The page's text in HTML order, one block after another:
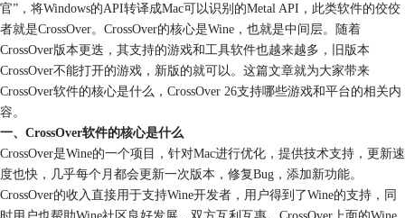
官”，将Windows的API转译成Mac可以识别的Metal API，此类软件的佼佼
者就是CrossOver。CrossOver的核心是Wine，也就是中间层。随着
CrossOver版本更迭，其支持的游戏和工具软件也越来越多，旧版本
CrossOver不能打开的游戏，新版的就可以。这篇文章就为大家带来
CrossOver软件的核心是什么，CrossOver 26支持哪些游戏和平台的相关内
容。
一、CrossOver软件的核心是什么
CrossOver是Wine的一个项目，针对Mac进行优化，提供技术支持，更新速
度也快，几乎每个月都会更新一次版本，修复Bug，添加新功能。
CrossOver的收入直接用于支持Wine开发者，用户得到了Wine的支持，同